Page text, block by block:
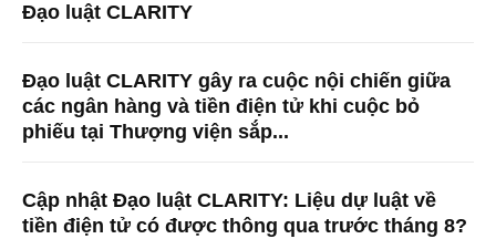
Đạo luật CLARITY
Đạo luật CLARITY gây ra cuộc nội chiến giữa
các ngân hàng và tiền điện tử khi cuộc bỏ
phiếu tại Thượng viện sắp...
Cập nhật Đạo luật CLARITY: Liệu dự luật về
tiền điện tử có được thông qua trước tháng 8?